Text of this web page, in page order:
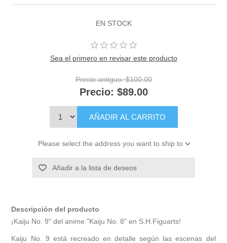
EN STOCK
Sea el primero en revisar este producto
Precio antiguo: $100.00
Precio: $89.00
AÑADIR AL CARRITO
Please select the address you want to ship to
Añadir a la lista de deseos
Descripción del producto
¡Kaiju No. 9" del anime "Kaiju No. 8" en S.H.Figuarts!
Kaiju No. 9 está recreado en detalle según las escenas del